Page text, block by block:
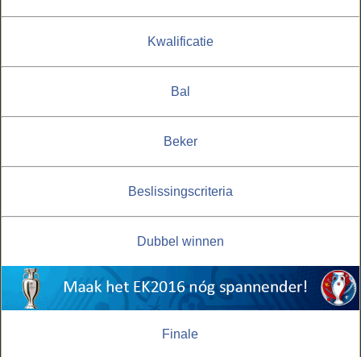
Kwalificatie
Bal
Beker
Beslissingscriteria
Dubbel winnen
Finale